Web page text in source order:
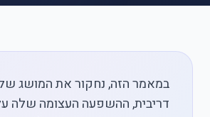
במאמר הזה, נחקור את המושג
דריבית, ההשפעה העצומה שלה